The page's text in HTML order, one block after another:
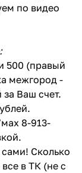
по видео
500 (правый
межгород -
Ваш счет.
8-913-
Сколько
в ТК (не с